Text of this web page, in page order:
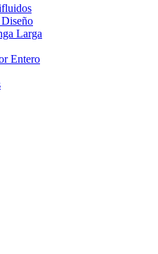
Larga
Entero